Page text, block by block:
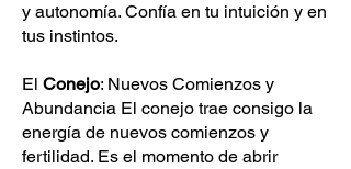
y autonomía. Confía en tu intuición y en
tus instintos.
El Conejo: Nuevos Comienzos y
Abundancia El conejo trae consigo la
energía de nuevos comienzos y
fertilidad. Es el momento de abrir